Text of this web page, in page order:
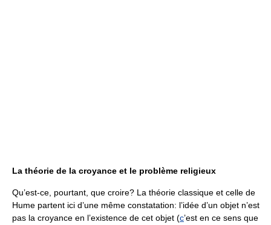
La théorie de la croyance et le problème religieux
Qu’est-ce, pourtant, que croire? La théorie classique et celle de
Hume partent ici d’une même constatation: l’idée d’un objet n’est
pas la croyance en l’existence de cet objet (c’est en ce sens que